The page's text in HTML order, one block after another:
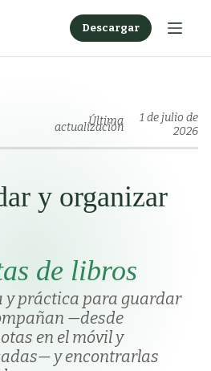
Descargar
Última
actualización
1 de julio de
2026
y organizar
de libros
y práctica para guardar
—desde
en el móvil y
y encontrarlas